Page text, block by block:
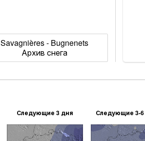
Savagnières - Bugnenets
Архив снега
Следующие 3 дня Следующие 3-